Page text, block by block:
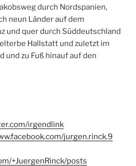
durch Nordspanien,
neun Länder auf dem
und quer durch Süddeutschland
Hallstatt und zuletzt im
und zu Fuß hinauf auf den
irgendlink
jurgen.rinck.9
+JuergenRinck/posts